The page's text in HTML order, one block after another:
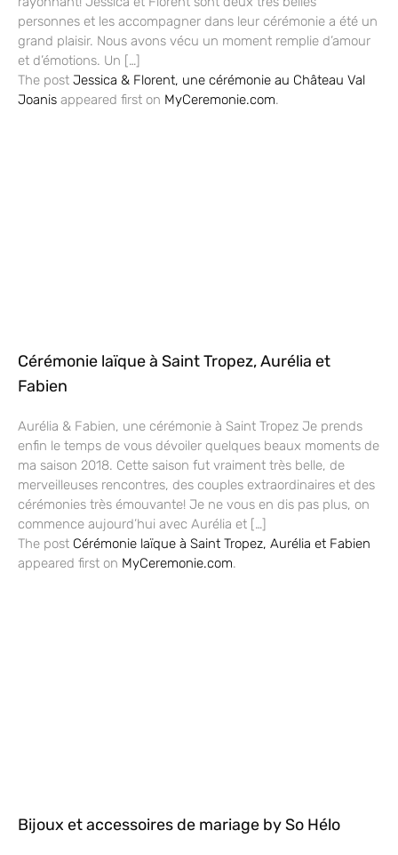
personnes et les accompagner dans leur cérémonie a été un
grand plaisir. Nous avons vécu un moment remplie d’amour
et d’émotions. Un […]
The post Jessica & Florent, une cérémonie au Château Val
Joanis appeared first on MyCeremonie.com.
Cérémonie laïque à Saint Tropez, Aurélia et
Fabien
Aurélia & Fabien, une cérémonie à Saint Tropez Je prends
enfin le temps de vous dévoiler quelques beaux moments de
ma saison 2018. Cette saison fut vraiment très belle, de
merveilleuses rencontres, des couples extraordinaires et des
cérémonies très émouvante! Je ne vous en dis pas plus, on
commence aujourd’hui avec Aurélia et […]
The post Cérémonie laïque à Saint Tropez, Aurélia et Fabien
appeared first on MyCeremonie.com.
Bijoux et accessoires de mariage by So Hélo